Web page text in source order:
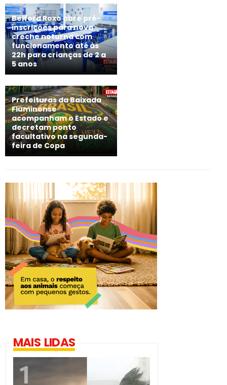
Belford Roxo abre pré-
inscrições para nova
creche noturna com
funcionamento até às
22h para crianças de 2 a
5 anos
Prefeituras da Baixada
Fluminense
acompanham o Estado e
decretam ponto
facultativo na segunda-
feira de Copa
MAIS LIDAS